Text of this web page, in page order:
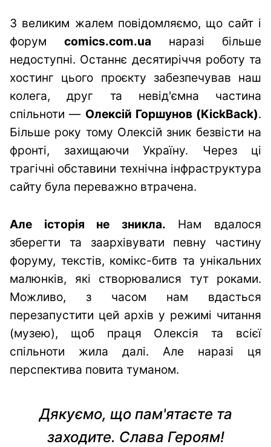
З великим жалем повідомляємо, що сайт і
форум comics.com.ua наразі більше
недоступні. Останнє десятиріччя роботу та
хостинг цього проєкту забезпечував наш
колега, друг та невід'ємна частина
спільноти — Олексій Горшунов (KickBack).
Більше року тому Олексій зник безвісти на
фронті, захищаючи Україну. Через ці
трагічні обставини технічна інфраструктура
сайту була переважно втрачена.
Але історія не зникла. Нам вдалося
зберегти та заархівувати певну частину
форуму, текстів, комікс-битв та унікальних
малюнків, які створювалися тут роками.
Можливо, з часом нам вдасться
перезапустити цей архів у режимі читання
(музею), щоб праця Олексія та всієї
спільноти жила далі. Але наразі ця
перспектива повита туманом.
Дякуємо, що пам'ятаєте та
заходите. Слава Героям!